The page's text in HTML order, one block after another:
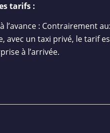
tarifs :
l’avance : Contrairement
avec un taxi privé, le tarif
à l’arrivée.